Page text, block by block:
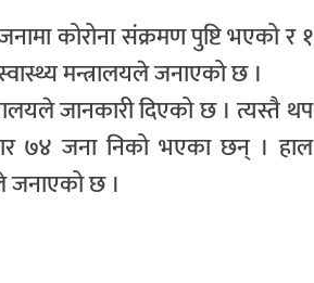
कोरोना संक्रमण पुष्टि भएको र १
मन्त्रालयले जनाएको छ ।
जानकारी दिएको छ । त्यस्तै थप
७४ जना निको भएका छन् । हाल
जनाएको छ ।